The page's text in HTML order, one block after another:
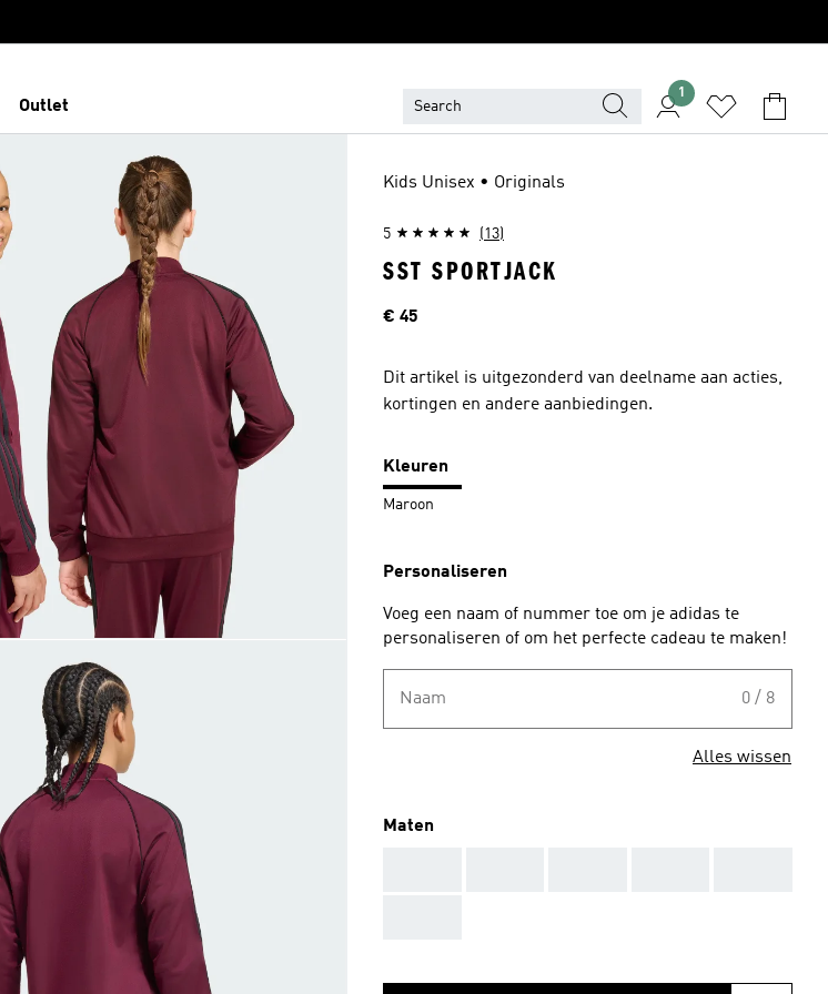
Outlet
1
Kids Unisex • Originals
5 (13)
SST SPORTJACK
Prijs
€ 45
Dit artikel is uitgezonderd van deelname aan acties,
kortingen en andere aanbiedingen.
Kleuren
Maroon
Personaliseren
Voeg een naam of nummer toe om je adidas te
personaliseren of om het perfecte cadeau te maken!
Naam 0 / 8
Alles wissen
Maten